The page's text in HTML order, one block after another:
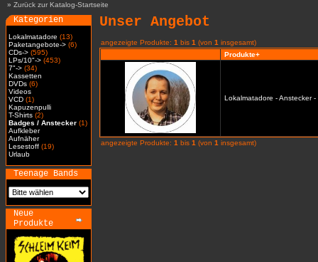
» Zurück zur Katalog-Startseite
Kategorien
Lokalmatadore (13)
Paketangebote-> (6)
CDs-> (595)
LPs/10"-> (453)
7"-> (34)
Kassetten
DVDs (6)
Videos
VCD (1)
Kapuzenpulli
T-Shirts (2)
Badges / Anstecker (1)
Aufkleber
Aufnäher
Lesestoff (19)
Urlaub
Teenage Bands
Neue
Produkte
Unser Angebot
angezeigte Produkte: 1 bis 1 (von 1 insgesamt)
Produkte+
Lokalmatadore - Anstecker -
angezeigte Produkte: 1 bis 1 (von 1 insgesamt)